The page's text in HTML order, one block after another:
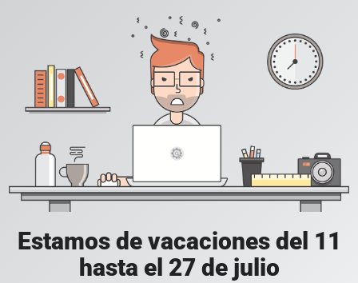
Estamos de vacaciones del 11
hasta el 27 de julio